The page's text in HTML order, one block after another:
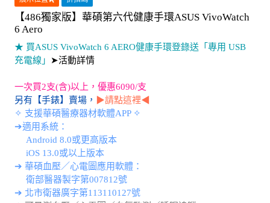
【486獨家版】華碩第六代健康手環ASUS VivoWatch
6 Aero
充電線」➤活動詳情
另有【手錶】賣場， ▶請點這裡◀
✧ 支援華碩醫療器材軟體APP ✧
➔適用系統：
Android 8.0或更高版本
iOS 13.0或以上版本
➔ 華碩血壓／心電圖應用軟體：
衛部醫器製字第007812號
➔ 北市衛器廣字第113110127號
✦ 可量測血壓／心電圖／血氧監測／睡眠追蹤